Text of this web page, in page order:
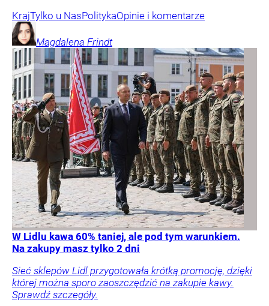
KrajTylko u NasPolitykaOpinie i komentarze
Magdalena Frindt
W Lidlu kawa 60% taniej, ale pod tym warunkiem.
Na zakupy masz tylko 2 dni
Sieć sklepów Lidl przygotowała krótką promocję, dzięki
której można sporo zaoszczędzić na zakupie kawy.
Sprawdź szczegóły.